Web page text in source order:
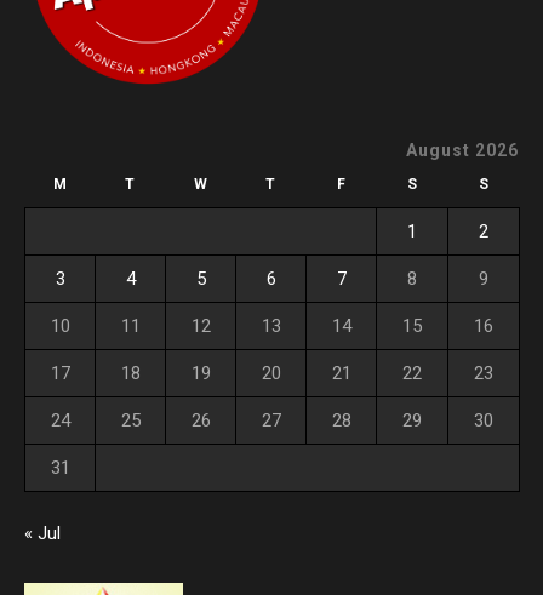
August 2026
M T W T F S S
1 2
3 4 5 6 7 8 9
10 11 12 13 14 15 16
17 18 19 20 21 22 23
24 25 26 27 28 29 30
31
« Jul